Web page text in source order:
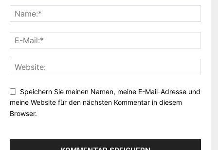
Speichern Sie meinen Namen, meine E-Mail-Adresse und
meine Website für den nächsten Kommentar in diesem
Browser.